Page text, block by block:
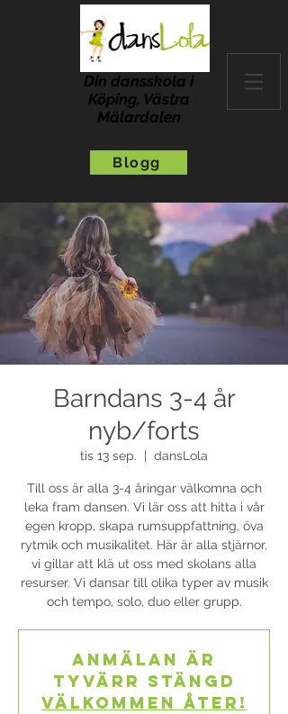
Din dansskola i
Köping, Västra
Mälardalen
Blogg
Barndans 3-4 år
nyb/forts
tis 13 sep. dansLola
Till oss är alla 3-4 åringar välkomna och
leka fram dansen. Vi lär oss att hitta i vår
egen kropp, skapa rumsuppfattning, öva
rytmik och musikalitet. Här är alla stjärnor,
vi gillar att klä ut oss med skolans alla
resurser. Vi dansar till olika typer av musik
och tempo, solo, duo eller grupp.
Anmälan är
tyvärr stängd
Välkommen åter!